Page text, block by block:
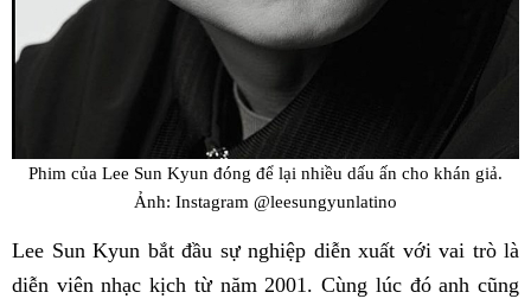
Phim của Lee Sun Kyun đóng để lại nhiều dấu ấn cho khán giả.
Ảnh: Instagram @leesungyunlatino
Lee Sun Kyun bắt đầu sự nghiệp diễn xuất với vai trò là
diễn viên nhạc kịch từ năm 2001. Cùng lúc đó anh cũng